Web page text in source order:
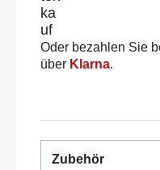
Oder bezahlen Sie
über Klarna.
Zubehör